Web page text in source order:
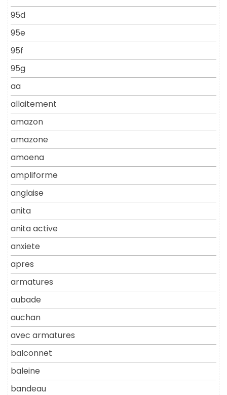
95d
95e
95f
95g
aa
allaitement
amazon
amazone
amoena
ampliforme
anglaise
anita
anita active
anxiete
apres
armatures
aubade
auchan
avec armatures
balconnet
baleine
bandeau